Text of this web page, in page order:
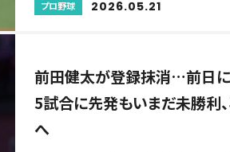
プロ野球 2026.05.21
前田健太が登録抹消…前日
5試合に先発もいまだ未勝利
へ